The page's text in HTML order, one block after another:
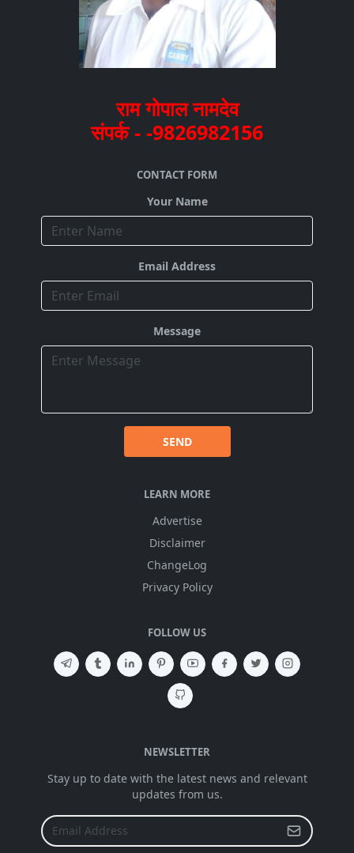
राम गोपाल नामदेव
संपर्क - -9826982156
CONTACT FORM
Your Name
Email Address
Message
SEND
LEARN MORE
Advertise
Disclaimer
ChangeLog
Privacy Policy
FOLLOW US
NEWSLETTER
Stay up to date with the latest news and relevant
updates from us.